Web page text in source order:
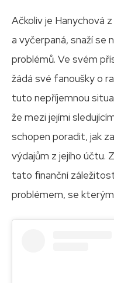
Ačkoliv je Hanychová
a vyčerpaná, snaží se
problémů. Ve svém
žádá své fanoušky o
tuto nepříjemnou
že mezi jejími
schopen poradit, jak
výdajům z jejího účtu.
tato finanční
problémem, se